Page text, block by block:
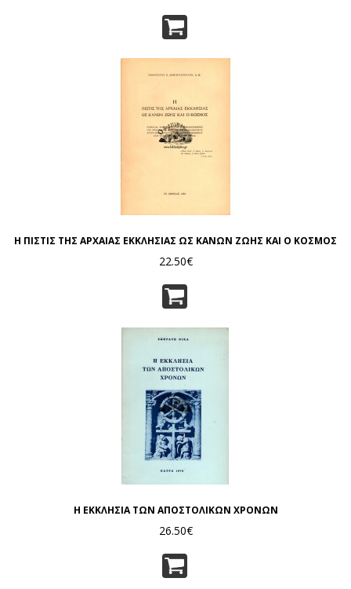
Η ΠΙΣΤΙΣ ΤΗΣ ΑΡΧΑΙΑΣ ΕΚΚΛΗΣΙΑΣ ΩΣ ΚΑΝΩΝ ΖΩΗΣ ΚΑΙ Ο ΚΟΣΜΟΣ
22.50€
Η ΕΚΚΛΗΣΙΑ ΤΩΝ ΑΠΟΣΤΟΛΙΚΩΝ ΧΡΟΝΩΝ
26.50€